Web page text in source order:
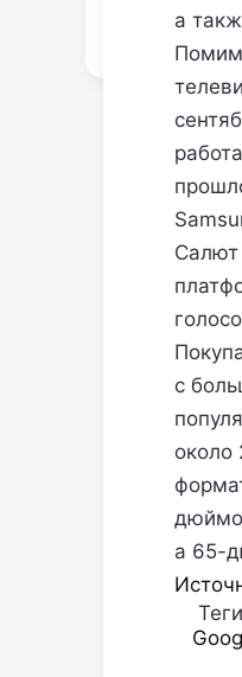
а
Салют
с
около
а 65-
Теги